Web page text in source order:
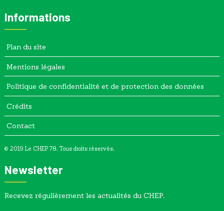
Informations
Plan du site
Mentions légales
Politique de confidentialité et de protection des données
Crédits
Contact
© 2019 Le CHEP 78. Tous droits réservés.
Newsletter
Recevez régulièrement les actualités du CHEP.